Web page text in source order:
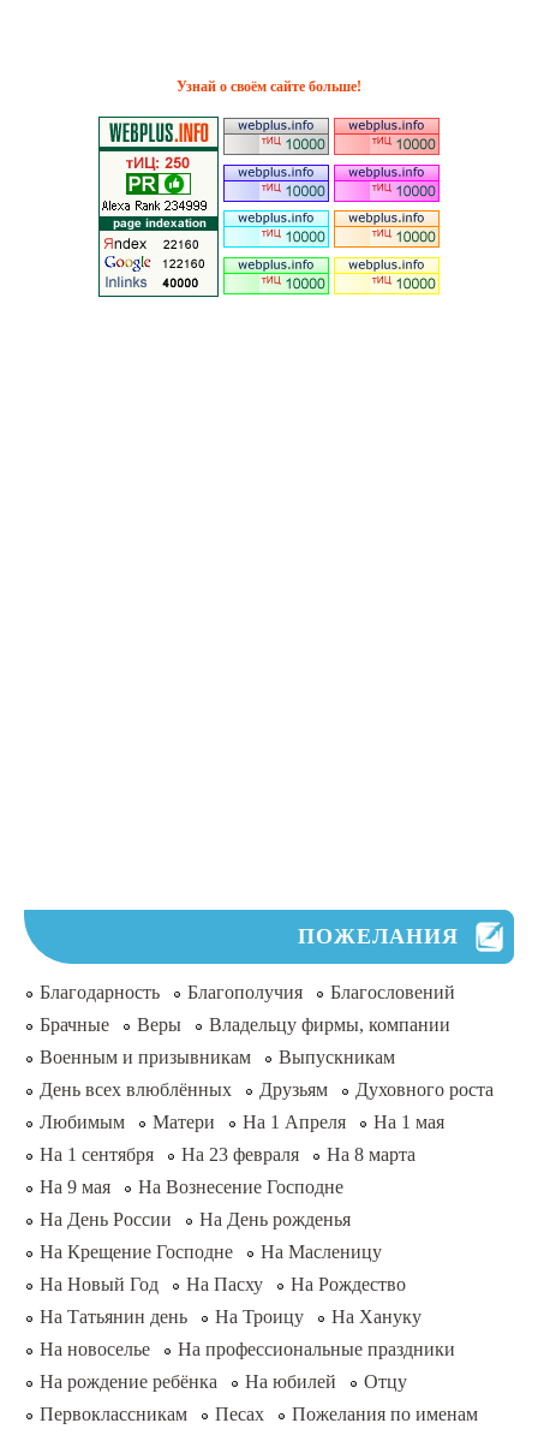
Узнай о своём сайте больше!
ПОЖЕЛАНИЯ
Благодарность Благополучия
Благословений
Брачные
Веры
Владельцу фирмы, компании
Военным и призывникам
Выпускникам
День всех влюблённых
Друзьям
Духовного роста
Любимым
Матери На 1 Апреля
На 1 мая
На 1 сентября
На 23 февраля
На 8 марта
На 9 мая
На Вознесение Господне
На День России
На День рожденья
На Крещение Господне
На Масленицу
На Новый Год
На Пасху
На Рождество
На Татьянин день
На Троицу
На Хануку
На новоселье
На профессиональные праздники
На рождение ребёнка
На юбилей
Отцу
Первоклассникам
Песах
Пожелания по именам